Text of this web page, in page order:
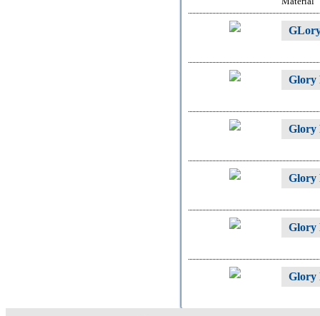
Glory
Glory
Glory
Glory
Glory